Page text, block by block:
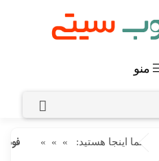
منو
شما اینجا هستید: »
»
»